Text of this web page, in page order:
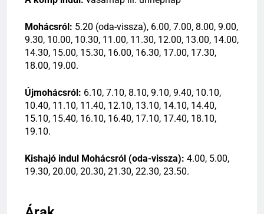
Mohácsról: 5.20 (oda-vissza), 6.00, 7.00, 8.00, 9.00,
9.30, 10.00, 10.30, 11.00, 11.30, 12.00, 13.00, 14.00,
14.30, 15.00, 15.30, 16.00, 16.30, 17.00, 17.30,
18.00, 19.00.
Újmohácsról: 6.10, 7.10, 8.10, 9.10, 9.40, 10.10,
10.40, 11.10, 11.40, 12.10, 13.10, 14.10, 14.40,
15.10, 15.40, 16.10, 16.40, 17.10, 17.40, 18.10,
19.10.
Kishajó indul Mohácsról (oda-vissza): 4.00, 5.00,
19.30, 20.00, 20.30, 21.30, 22.30, 23.50.